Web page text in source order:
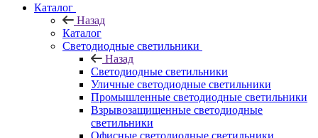
Каталог
Назад
Каталог
Светодиодные светильники
Назад
Светодиодные светильники
Уличные светодиодные светильники
Промышленные светодиодные светильники
Взрывозащищенные светодиодные
светильники
Офисные светодиодные светильники